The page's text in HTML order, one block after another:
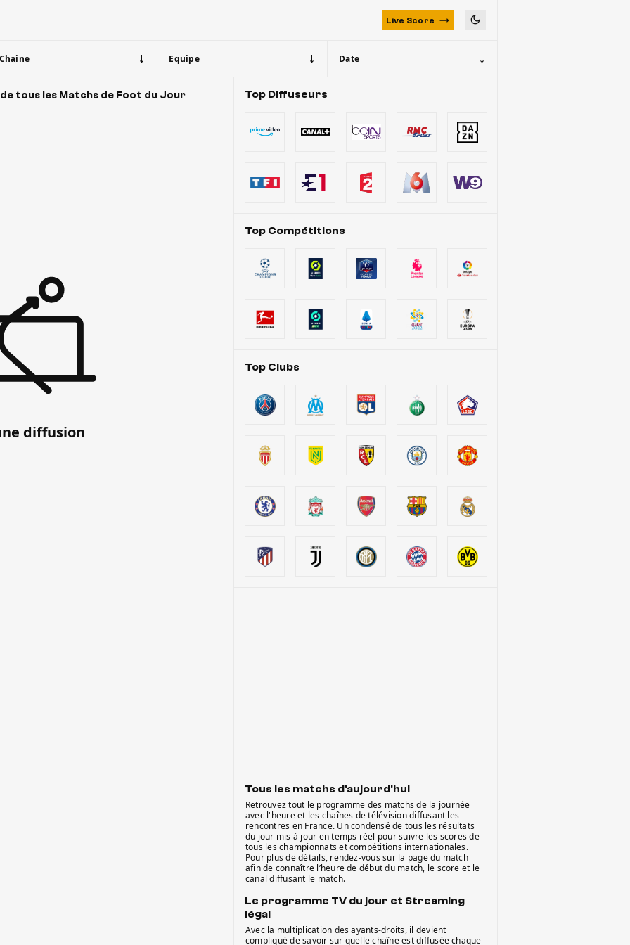
Live Score
Equipe Date
tous les Matchs de Foot du Jour
diffusion
Top Diffuseurs
Top Compétitions
Top Clubs
Tous les matchs d'aujourd'hui
Retrouvez tout le programme des matchs de la journée
avec l'heure et les chaînes de télévision diffusant les
rencontres en France. Un condensé de tous les résultats
du jour mis à jour en temps réel pour suivre les scores de
tous les championnats et compétitions internationales.
Pour plus de détails, rendez-vous sur la page du match
afin de connaître l’heure de début du match, le score et le
canal diffusant le match.
Le programme TV du jour et Streaming
légal
Avec la multiplication des ayants-droits, il devient
compliqué de savoir sur quelle chaîne est diffusée chaque